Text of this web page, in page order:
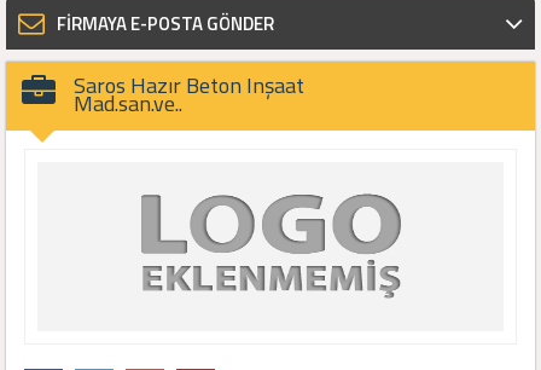
FİRMAYA E-POSTA GÖNDER
Saros Hazır Beton Inşaat
Mad.san.ve..